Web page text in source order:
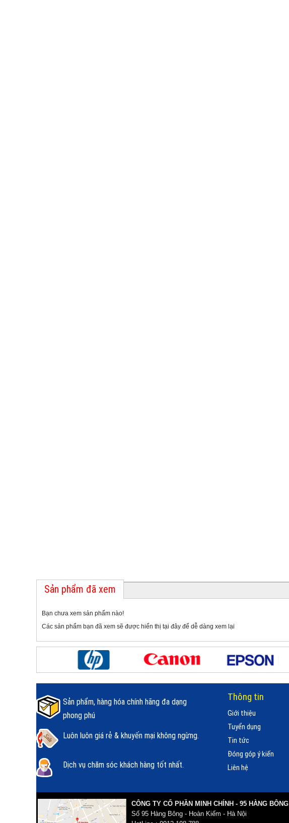
Sản phẩm đã xem
Bạn chưa xem sản phẩm nào!
Các sản phẩm bạn đã xem sẽ được hiển thị tại đây để dễ dàng xem lại
Sản phẩm, hàng hóa chính hãng đa dạng
phong phú
Luôn luôn giá rẻ & khuyến mại không ngừng.
Dịch vụ chăm sóc khách hàng tốt nhất.
Thông tin
Giới thiệu
Tuyển dụng
Tin tức
Đóng góp ý kiến
Liên hệ
CÔNG TY CỔ PHẦN MINH CHÍNH - 95 HÀNG BÔNG
Số 95 Hàng Bông - Hoàn Kiếm - Hà Nội